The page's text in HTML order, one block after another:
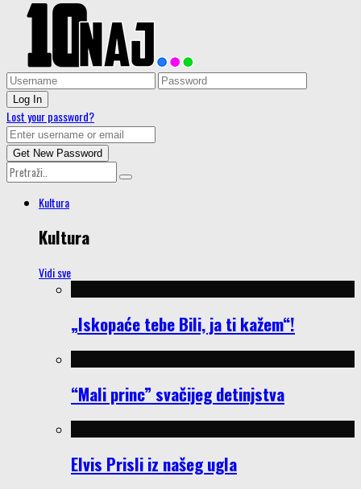
Lost your password?
Kultura
Kultura
Vidi sve
„Iskopaće tebe Bili, ja ti kažem“!
“Mali princ” svačijeg detinjstva
Elvis Prisli iz našeg ugla